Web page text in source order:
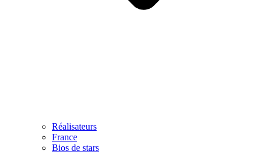
Réalisateurs
France
Bios de stars